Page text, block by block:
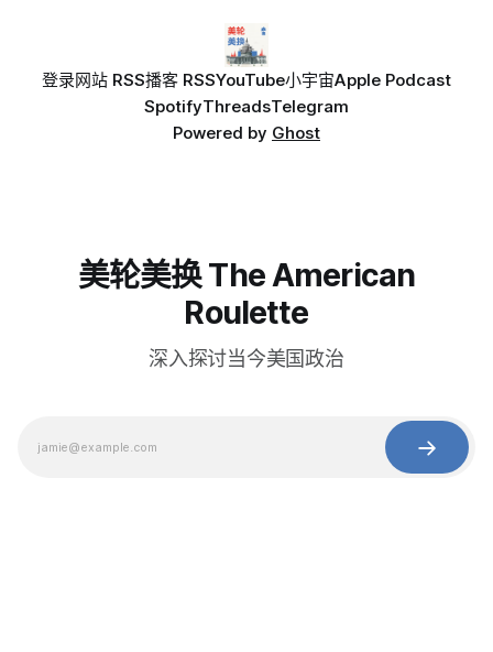
登录网站 RSS播客 RSSYouTube小宇宙Apple Podcast
SpotifyThreadsTelegram
Powered by Ghost
美轮美换 The American
Roulette
深入探讨当今美国政治